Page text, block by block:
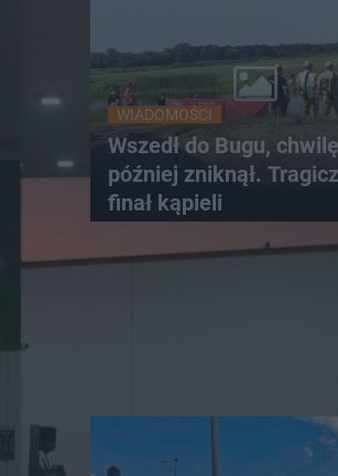
WIADOMOŚCI
Wszedł do Bugu, chwilę
później zniknął.
finał kąpieli